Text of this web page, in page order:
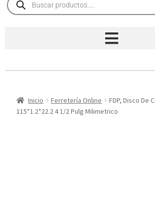
Inicio Ferretería Online
FDP, Disco De
115*1.2*22.2 4 1/2 Pulg Milimetrico